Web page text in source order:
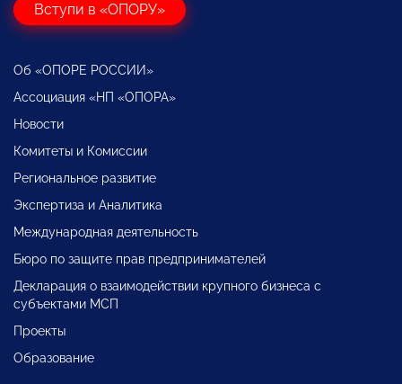
Вступи в «ОПОРУ»
Об «ОПОРЕ РОССИИ»
Ассоциация «НП «ОПОРА»
Новости
Комитеты и Комиссии
Региональное развитие
Экспертиза и Аналитика
Международная деятельность
Бюро по защите прав предпринимателей
Декларация о взаимодействии крупного бизнеса с
субъектами МСП
Проекты
Образование